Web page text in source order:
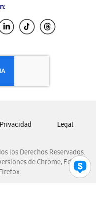
los Derechos Reservados.
de Chrome, Edge,
Privacidad Legal